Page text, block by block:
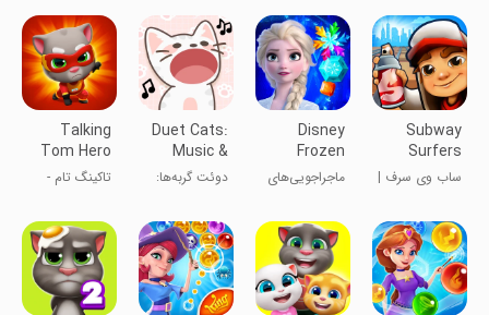
اسمورف‌ها
Subway
Surfers
ساب وی سرف |
Disney
Frozen
Adventures
ماجراجویی‌های
Duet Cats:
Music &
Meow
Game
دوئت گربه‌ها:
خوشگل
Talking
Tom Hero
Dash
تاکینگ تام -
قهرمان